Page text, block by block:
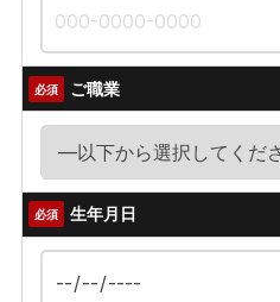
必須 ご職業
必須 生年月日